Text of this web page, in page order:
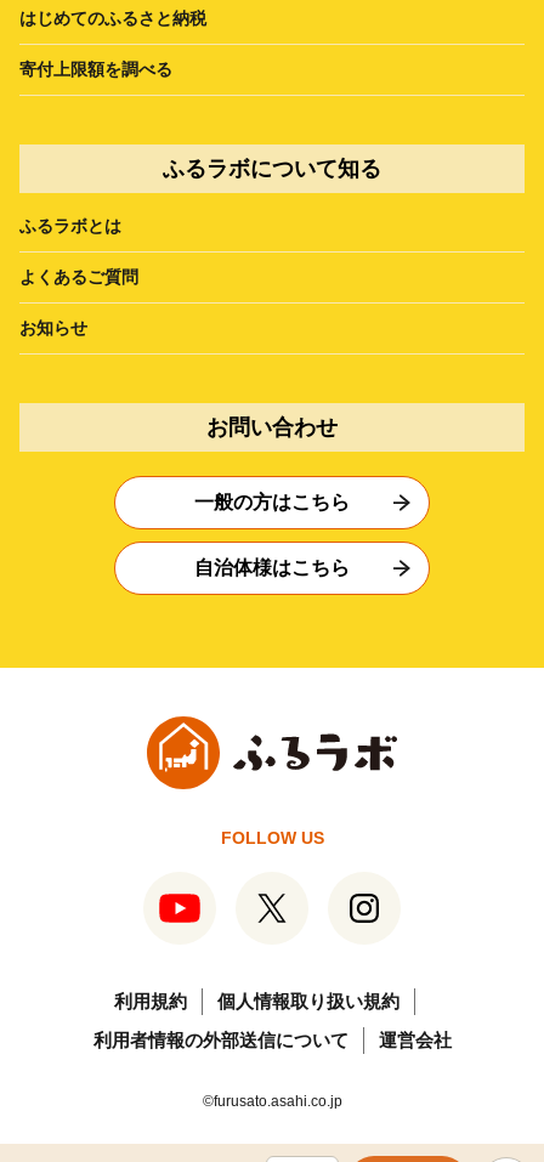
はじめてのふるさと納税
寄付上限額を調べる
ふるラボについて知る
ふるラボとは
よくあるご質問
お知らせ
お問い合わせ
一般の方はこちら
自治体様はこちら
FOLLOW US
利用規約
個人情報取り扱い規約
利用者情報の外部送信について
運営会社
©furusato.asahi.co.jp